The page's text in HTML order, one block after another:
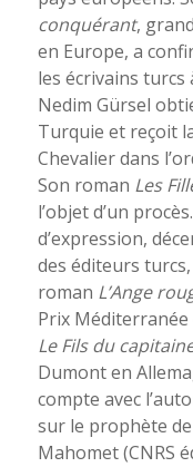
conquérant,
en Europe, a
les écrivains
Nedim Gürsel
Turquie et reçoit
Chevalier dans
Son roman Les
l’objet d’un
d’expression,
des éditeurs
roman L’Ange
Prix Méditerranée
Le Fils du
Dumont en
compte avec
sur le prophète de
Mahomet (CNRS